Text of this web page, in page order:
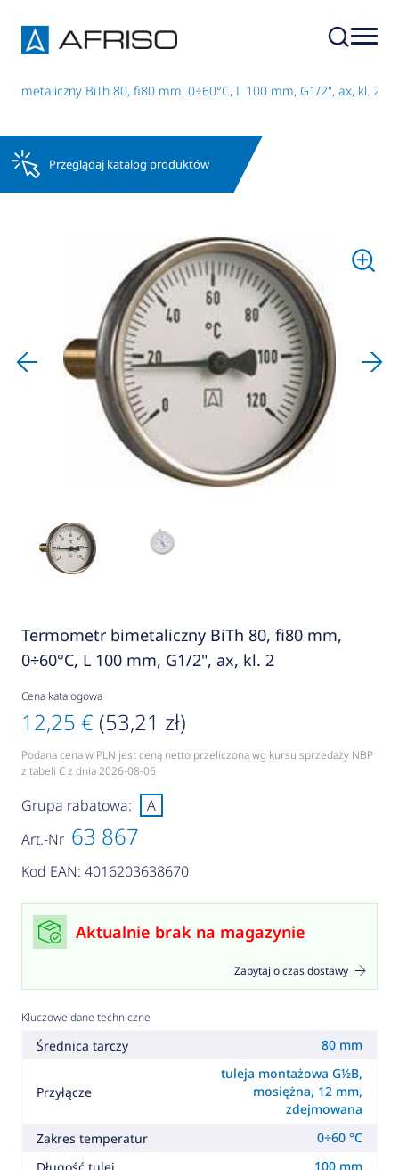
bimetaliczny BiTh 80, fi80 mm, 0÷60°C, L 100 mm, G1/2", ax, kl. 2
Przeglądaj katalog produktów
Termometr bimetaliczny BiTh 80, fi80 mm,
0÷60°C, L 100 mm, G1/2", ax, kl. 2
Cena katalogowa
12,25 € (53,21 zł)
Podana cena w PLN jest ceną netto przeliczoną wg kursu sprzedaży NBP
z tabeli C z dnia 2026-08-06
Art.-Nr 63 867
Kod EAN: 4016203638670
Grupa rabatowa: A
Aktualnie brak na magazynie
Zapytaj o czas dostawy
Kluczowe dane techniczne
Średnica tarczy 80 mm
Przyłącze
tuleja montażowa G½B,
mosiężna, 12 mm,
zdejmowana
Zakres temperatur
0÷60 °C
Długość tulei
100 mm